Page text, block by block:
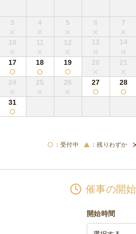
3 4 5 6 7
10 11 12 13 14
17 18 19 20 21
24 25 26 27 28
31
受付中 残りわずか
催事の開
開始時間